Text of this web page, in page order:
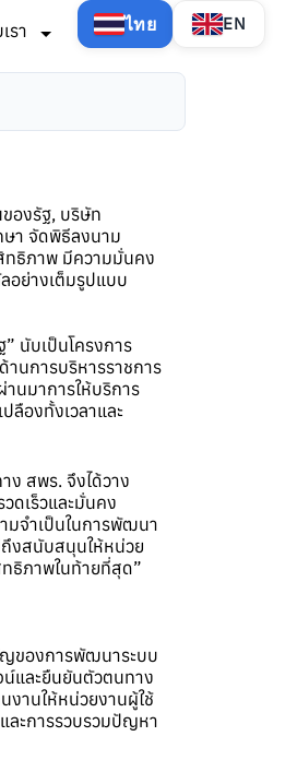
รา ไทย EN
องรัฐ, บริษัท
า จัดพิธีลงนาม
ทธิภาพ มีความมั่นคง
อย่างเต็มรูปแบบ
นับเป็นโครงการ
นการบริหารราชการ
านมาการให้บริการ
ลืองทั้งเวลาและ
ง สพร. จึงได้วาง
ดเร็วและมั่นคง
มจำเป็นในการพัฒนา
งสนับสนุนให้หน่วย
ธิภาพในท้ายที่สุด”
ญของการพัฒนาระบบ
และยืนยันตัวตนทาง
งานให้หน่วยงานผู้ใช้
ละการรวบรวมปัญหา